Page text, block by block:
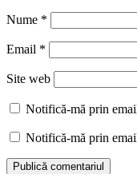
Nume *
Email *
Site web
Notifică-mă prin
Notifică-mă prin